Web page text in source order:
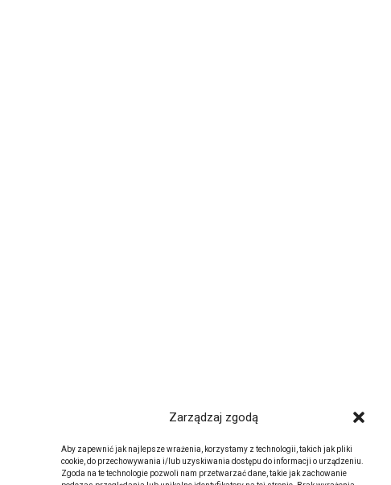
Zarządzaj zgodą
Aby zapewnić jak najlepsze wrażenia, korzystamy z technologii, takich jak pliki
cookie, do przechowywania i/lub uzyskiwania dostępu do informacji o urządzeniu.
Zgoda na te technologie pozwoli nam przetwarzać dane, takie jak zachowanie